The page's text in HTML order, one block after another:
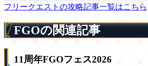
フリークエストの攻略記事一覧はこちら
FGOの関連記事
11周年FGOフェス2026